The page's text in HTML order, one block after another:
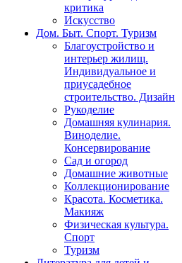
критика
Искусство
Дом. Быт. Спорт. Туризм
Благоустройство и
интерьер жилищ.
Индивидуальное и
приусадебное
строительство. Дизайн
Рукоделие
Домашняя кулинария.
Виноделие.
Консервирование
Сад и огород
Домашние животные
Коллекционирование
Красота. Косметика.
Макияж
Физическая культура.
Спорт
Туризм